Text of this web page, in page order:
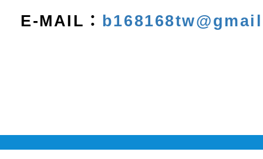
E-MAIL：